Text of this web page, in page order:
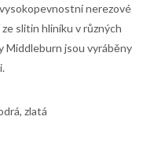
vysokopevnostní nerezové
slitin hliníku v různých
Middleburn jsou vyráběny
zlatá